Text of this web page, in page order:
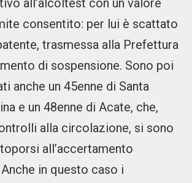
all’alcoltest con un valore
consentito: per lui è scattato
trasmessa alla Prefettura
di sospensione. Sono poi
anche un 45enne di Santa
e un 48enne di Acate, che,
alla circolazione, si sono
all’accertamento
in questo caso i